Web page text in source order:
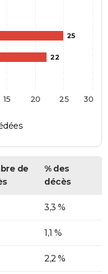
25
22
15 20 25 30
de
% des
décès
3,3 %
1,1 %
2,2 %